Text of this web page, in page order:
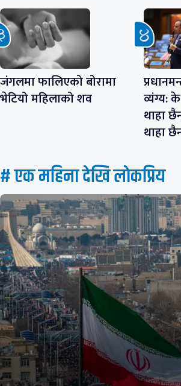
जंगलमा फालिएको बोरामा
भेटियो महिलाको शव
व्यंग्य:
थाहा
थाहा
# एक महिना देखि लाेकप्रिय